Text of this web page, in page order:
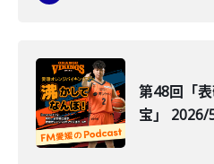
第48回「
宝」 2026/